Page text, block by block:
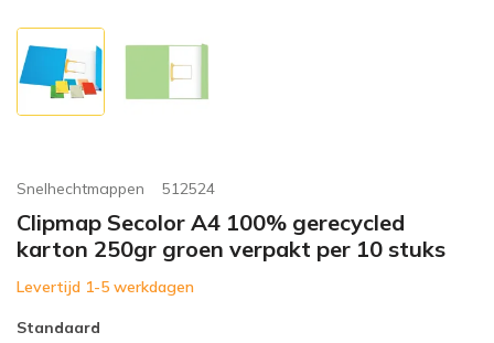
Snelhechtmappen 512524
Clipmap Secolor A4 100% gerecycled
karton 250gr groen verpakt per 10 stuks
Levertijd 1-5 werkdagen
Standaard